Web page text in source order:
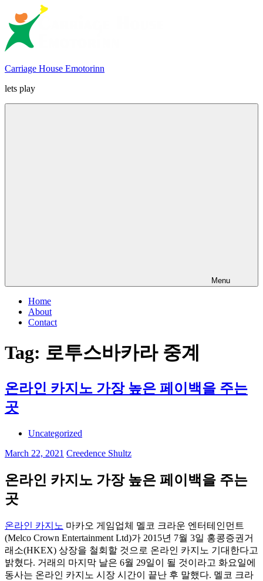
content
Carriage House Emotorinn
lets play
Menu
Home
About
Contact
Tag: 로투스바카라 중계
온라인 카지노 가장 높은 페이백을 주는
곳
Uncategorized
March 22, 2021 Creedence Shultz
온라인 카지노 가장 높은 페이백을 주는
곳
온라인 카지노 마카오 게임업체 멜코 크라운 엔터테인먼트
(Melco Crown Entertainment Ltd)가 2015년 7월 3일 홍콩증권거
래소(HKEX) 상장을 철회할 것으로 온라인 카지노 기대한다고
밝혔다. 거래의 마지막 날은 6월 29일이 될 것이라고 화요일에
동사는 온라인 카지노 시장 시간이 끝난 후 말했다. 멜코 크라